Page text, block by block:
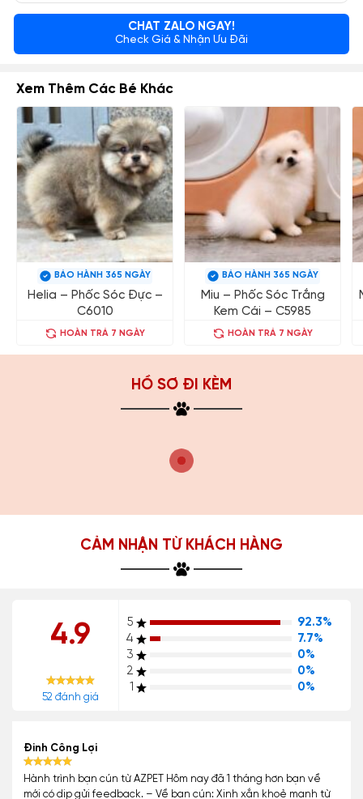
CHAT ZALO NGAY!
Check Giá & Nhận Ưu Đãi
Xem Thêm Các Bé Khác
BẢO HÀNH 365 NGÀY
Helia – Phốc Sóc Đực –
C6010
HOÀN TRẢ 7 NGÀY
BẢO HÀNH 365 NGÀY
Miu – Phốc Sóc Trắng
Kem Cái – C5985
HOÀN TRẢ 7 NGÀY
HỒ SƠ ĐI KÈM
CẢM NHẬN TỪ KHÁCH HÀNG
4.9
52 đánh giá
5
92.3%
4
7.7%
3
0%
2
0%
1
0%
Đinh Công Lợi
Hành trình bạn cún từ AZPET Hôm nay đã 1 tháng hơn bạn về
mới có dịp gửi feedback. – Về bạn cún: Xinh xắn khoẻ mạnh từ